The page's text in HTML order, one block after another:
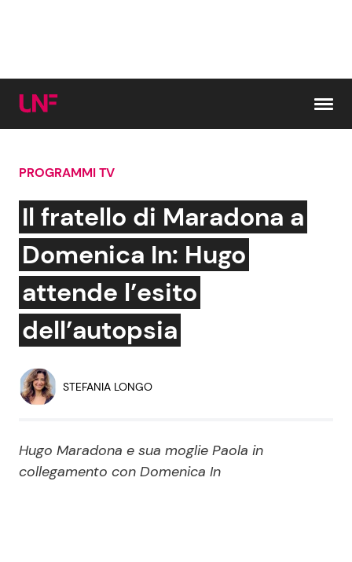
Cerca:
News e Cronaca
Attualità Italiana
Dal Mondo
Economia
Persone Scomparse
Politica
Gossip e TV
Bellezze VIP
Reality e Talent
PROGRAMMI TV
Il fratello di Maradona a
Domenica In: Hugo
attende l’esito
dell’autopsia
STEFANIA LONGO
Hugo Maradona e sua moglie Paola in
collegamento con Domenica In